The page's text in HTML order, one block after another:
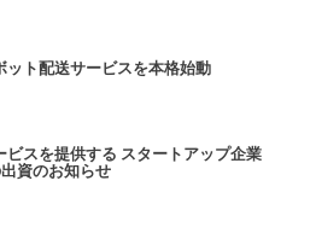
ト配送サービスを本格始動
スを提供する スタートアップ企業
資のお知らせ